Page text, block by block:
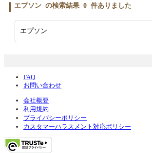
エプソン の検索結果 0 件ありました
FAQ
お問い合わせ
会社概要
利用規約
プライバシーポリシー
カスタマーハラスメント対応ポリシー